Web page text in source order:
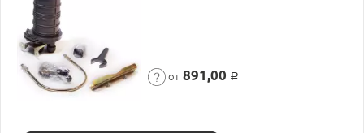
от 891,00 Р